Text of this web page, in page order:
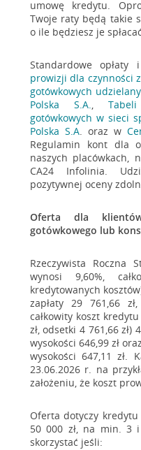
pulpicie.
do
Kiknij
za pomocą
Wpisz
Twojego
zakładkę
Pokaż/Ukryj
Załączniki
Przejdź
bocznym
I gotowe!
umowę kredytu.
Twoje raty będą takie
o ile będziesz je
Standardowe
prowizji dla czynności
gotówkowych
Polska S.A.,
gotówkowych w sieci
Polska S.A. oraz w
Regulamin kont dla
naszych placówkach,
CA24 Infolinia.
pozytywnej oceny
Oferta dla
gotówkowego lub
Rzeczywista Roczna
wynosi 9,60%,
kredytowanych
zapłaty 29 761,66
całkowity koszt
zł, odsetki 4 761,66
wysokości 646,99 zł
wysokości 647,11 zł.
23.06.2026 r. na
założeniu, że koszt
Oferta dotyczy
50 000 zł, na min. 3
skorzystać jeśli: